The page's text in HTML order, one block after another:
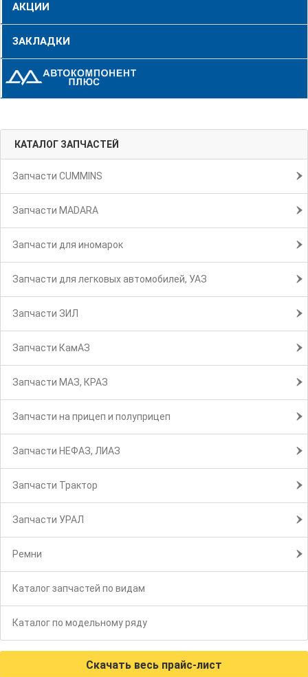
АКЦИИ
ЗАКЛАДКИ
КАТАЛОГ ЗАПЧАСТЕЙ
Запчасти CUMMINS
Запчасти MADARA
Запчасти для иномарок
Запчасти для легковых автомобилей, УАЗ
Запчасти ЗИЛ
Запчасти КамАЗ
Запчасти МАЗ, КРАЗ
Запчасти на прицеп и полуприцеп
Запчасти НЕФАЗ, ЛИАЗ
Запчасти Трактор
Запчасти УРАЛ
Ремни
Каталог запчастей по видам
Каталог по модельному ряду
Скачать весь прайс-лист